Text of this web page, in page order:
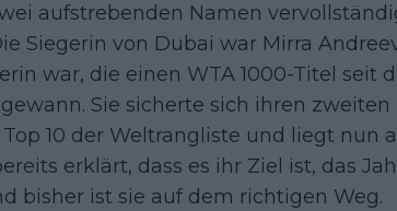
aufstrebenden Namen
Siegerin von Dubai war Mirra
war, die einen WTA 1000-Titel seit
Sie sicherte sich ihren
10 der Weltrangliste und liegt nun
erklärt, dass es ihr Ziel ist, das
bisher ist sie auf dem richtigen Weg.